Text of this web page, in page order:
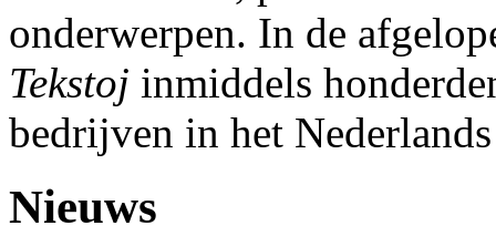
onderwerpen. In de
Tekstoj inmiddels
bedrijven in het
Nieuws